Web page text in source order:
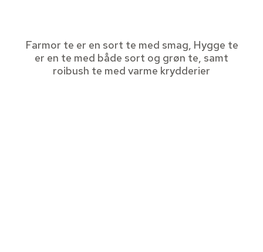
Farmor te er en sort te med smag, Hygge te
er en te med både sort og grøn te, samt
roibush te med varme krydderier